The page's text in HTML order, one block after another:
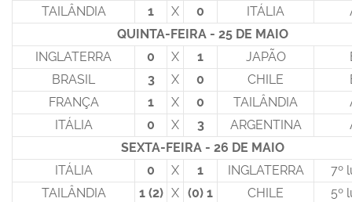
TAILÂNDIA
1 X 0 ITÁLIA
QUINTA-FEIRA - 25 DE MAIO
INGLATERRA
0 X 1 JAPÃO
BRASIL
3 X 0 CHILE
FRANÇA
1 X 0 TAILÂNDIA
ITÁLIA
0 X 3 ARGENTINA
SEXTA-FEIRA - 26 DE MAIO
ITÁLIA
0 X 1 INGLATERRA
7º
TAILÂNDIA
1 (2) X (0) 1 CHILE
5º